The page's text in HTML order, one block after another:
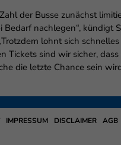
der Busse zunächst
Bedarf nachlegen“, kündigt
lohnt sich
Tickets sind wir sicher, dass
die letzte Chance sein
AGB
DISCLAIMER
IMPRESSUM